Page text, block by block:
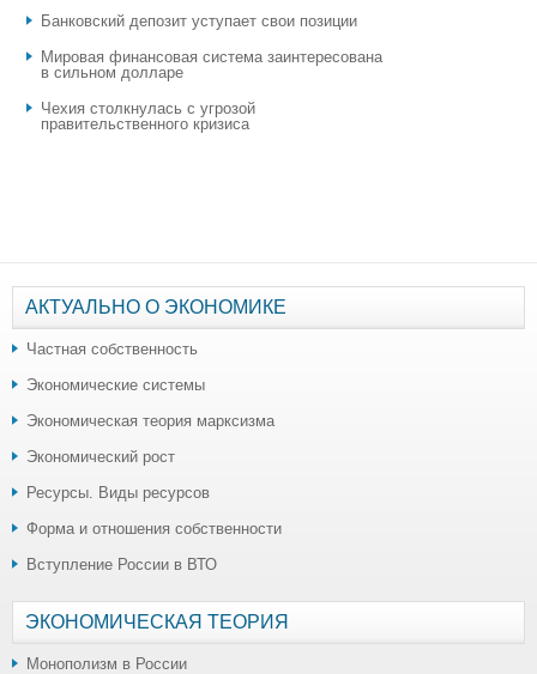
​Банковский депозит уступает свои позиции
Мировая финансовая система заинтересована
в сильном долларе
Чехия столкнулась с угрозой
правительственного кризиса
АКТУАЛЬНО О ЭКОНОМИКЕ
Частная собственность
Экономические системы
Экономическая теория марксизма
Экономический рост
Ресурсы. Виды ресурсов
Форма и отношения собственности
Вступление России в ВТО
ЭКОНОМИЧЕСКАЯ ТЕОРИЯ
Монополизм в России